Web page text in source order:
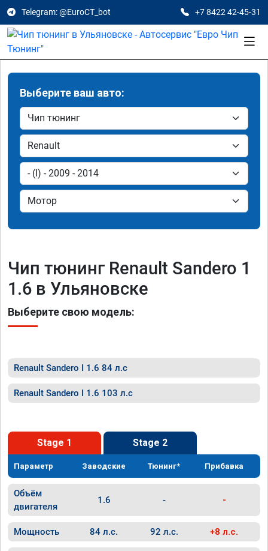
Telegram: @EuroCT_bot +7 8422 42-45-31
Выберите ваш авто:
Чип тюнинг Renault Sandero 1
1.6 в Ульяновске
Выберите свою модель:
Renault Sandero I 1.6 84 л.с
Renault Sandero I 1.6 103 л.с
Stage 1 Stage 2
Параметр Заводские Тюнинг* Прибавка
Объём
двигателя
1.6 - -
Мощность 84 л.с. 92 л.с. +8 л.с.